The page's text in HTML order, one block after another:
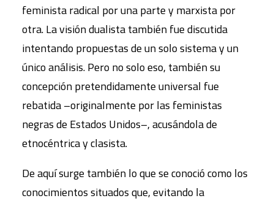
feminista radical por una parte y marxista por
otra. La visión dualista también fue discutida
intentando propuestas de un solo sistema y un
único análisis. Pero no solo eso, también su
concepción pretendidamente universal fue
rebatida –originalmente por las feministas
negras de Estados Unidos–, acusándola de
etnocéntrica y clasista.
De aquí surge también lo que se conoció como los
conocimientos situados que, evitando la